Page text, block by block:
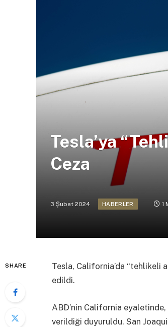
Tesla’ya
Ceza
3 Şubat 2024 HABERLER 1
SHARE
Tesla, California’da “tehlikeli
edildi.
ABD’nin California
verildiği duyuruldu. San